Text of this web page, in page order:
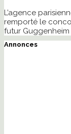
L’agence
remporté le
futur Guggenheim
Annonces